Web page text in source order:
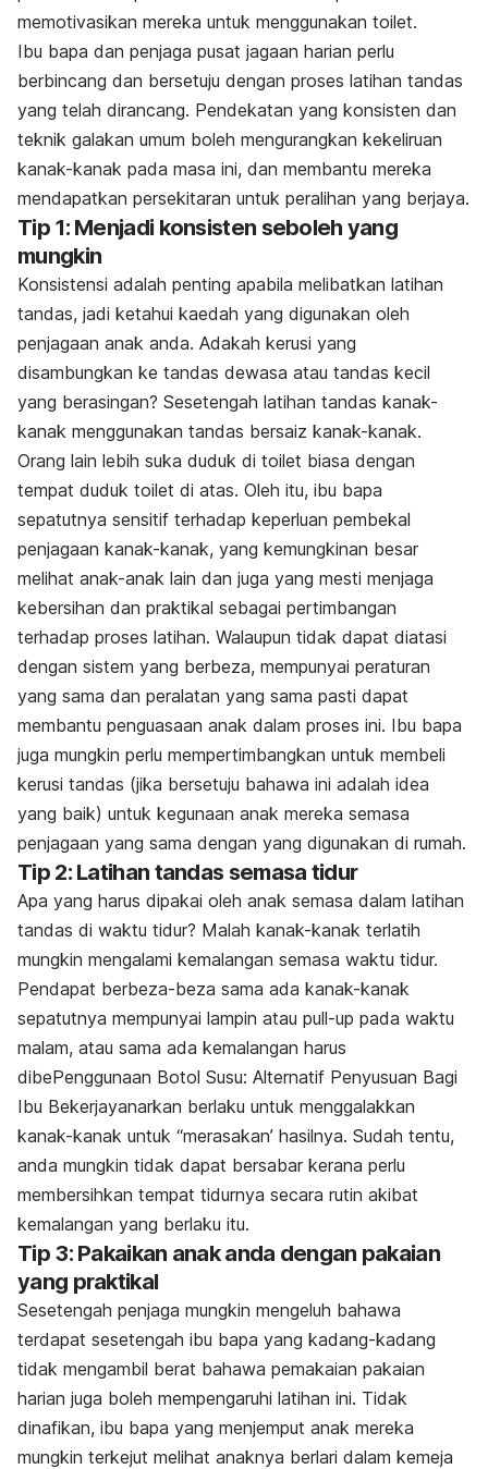
memotivasikan mereka untuk menggunakan toilet.
Ibu bapa dan penjaga pusat jagaan harian perlu
berbincang dan bersetuju dengan proses latihan tandas
yang telah dirancang. Pendekatan yang konsisten dan
teknik galakan umum boleh mengurangkan kekeliruan
kanak-kanak pada masa ini, dan membantu mereka
mendapatkan persekitaran untuk peralihan yang berjaya.
Tip 1: Menjadi konsisten seboleh yang
mungkin
Konsistensi adalah penting apabila melibatkan latihan
tandas, jadi ketahui kaedah yang digunakan oleh
penjagaan anak anda. Adakah kerusi yang
disambungkan ke tandas dewasa atau tandas kecil
yang berasingan? Sesetengah latihan tandas kanak-
kanak menggunakan tandas bersaiz kanak-kanak.
Orang lain lebih suka duduk di toilet biasa dengan
tempat duduk toilet di atas. Oleh itu, ibu bapa
sepatutnya sensitif terhadap keperluan pembekal
penjagaan kanak-kanak, yang kemungkinan besar
melihat anak-anak lain dan juga yang mesti menjaga
kebersihan dan praktikal sebagai pertimbangan
terhadap proses latihan. Walaupun tidak dapat diatasi
dengan sistem yang berbeza, mempunyai peraturan
yang sama dan peralatan yang sama pasti dapat
membantu penguasaan anak dalam proses ini. Ibu bapa
juga mungkin perlu mempertimbangkan untuk membeli
kerusi tandas (jika bersetuju bahawa ini adalah idea
yang baik) untuk kegunaan anak mereka semasa
penjagaan yang sama dengan yang digunakan di rumah.
Tip 2: Latihan tandas semasa tidur
Apa yang harus dipakai oleh anak semasa dalam latihan
tandas di waktu tidur? Malah kanak-kanak terlatih
mungkin mengalami kemalangan semasa waktu tidur.
Pendapat berbeza-beza sama ada kanak-kanak
sepatutnya mempunyai lampin atau pull-up pada waktu
malam, atau sama ada kemalangan harus
dibePenggunaan Botol Susu: Alternatif Penyusuan Bagi
Ibu Bekerjayanarkan berlaku untuk menggalakkan
kanak-kanak untuk “merasakan’ hasilnya. Sudah tentu,
anda mungkin tidak dapat bersabar kerana perlu
membersihkan tempat tidurnya secara rutin akibat
kemalangan yang berlaku itu.
Tip 3: Pakaikan anak anda dengan pakaian
yang praktikal
Sesetengah penjaga mungkin mengeluh bahawa
terdapat sesetengah ibu bapa yang kadang-kadang
tidak mengambil berat bahawa pemakaian pakaian
harian juga boleh mempengaruhi latihan ini. Tidak
dinafikan, ibu bapa yang menjemput anak mereka
mungkin terkejut melihat anaknya berlari dalam kemeja